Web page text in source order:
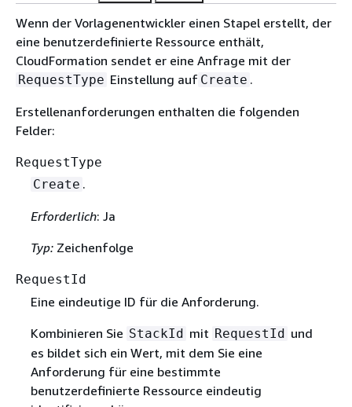
Wenn der Vorlagenentwickler einen Stapel erstellt, der
eine benutzerdefinierte Ressource enthält,
CloudFormation sendet er eine Anfrage mit der
RequestType Einstellung auf Create .
Erstellenanforderungen enthalten die folgenden
Felder:
RequestType
Create .
Erforderlich: Ja
Typ:Zeichenfolge
RequestId
Eine eindeutige ID für die Anforderung.
Kombinieren Sie StackId mit RequestId und
es bildet sich ein Wert, mit dem Sie eine
Anforderung für eine bestimmte
benutzerdefinierte Ressource eindeutig